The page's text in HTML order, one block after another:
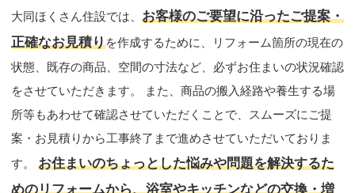
大同ほくさん住設では、 お客様のご要望に沿ったご提案・
正確なお見積りを作成するために、リフォーム箇所の現在の
状態、既存の商品、空間の寸法など、必ずお住まいの状況確認
をさせていただきます。 また、商品の搬入経路や養生する場
所等もあわせて確認させていただくことで、スムーズにご提
案・お見積りから工事終了まで進めさせていただいておりま
す。
お住まいのちょっとした悩みや問題を解決するた
めのリフォームから、浴室やキッチンなどの交換・増